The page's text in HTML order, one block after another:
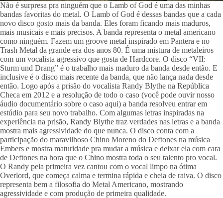
Não é surpresa pra ninguém que o Lamb of God é uma das minhas
bandas favoritas do metal. O Lamb of God é dessas bandas que a cada
novo disco gosto mais da banda. Eles foram ficando mais maduros,
mais musicais e mais precisos. A banda representa o metal americano
como ninguém. Fazem um groove metal inspirado em Pantera e no
Trash Metal da grande era dos anos 80. É uma mistura de metaleiros
com um vocalista agressivo que gosta de Hardcore. O disco “VII:
Sturm und Drang” é o trabalho mais maduro da banda desde então. E
inclusive é o disco mais recente da banda, que não lança nada desde
então. Logo após a prisão do vocalista Randy Blythe na República
Checa em 2012 e a resolução de todo o caso (você pode ouvir nosso
áudio documentário sobre o caso aqui) a banda resolveu entrar em
estúdio para seu novo trabalho. Com algumas letras inspiradas na
experiência na prisão, Randy Blythe traz verdades nas letras e a banda
mostra mais agressividade do que nunca. O disco conta com a
participação do maravilhoso Chino Moreno do Deftones na música
Embers e mostra maturidade pra mudar a música e deixar ela com cara
de Deftones na hora que o Chino mostra toda o seu talento pro vocal.
O Randy pela primeira vez cantou com o vocal limpo na ótima
Overlord, que começa calma e termina rápida e cheia de raiva. O disco
representa bem a filosofia do Metal Americano, mostrando
agressividade e com produção de primeira qualidade.